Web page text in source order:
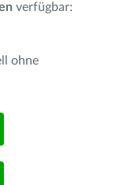
verfügbar:
ohne